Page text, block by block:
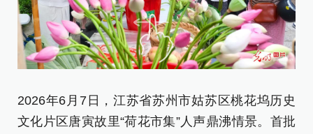
2026年6月7日，江苏省苏州市姑苏区桃花坞历史
文化片区唐寅故里“荷花市集”人声鼎沸情景。首批